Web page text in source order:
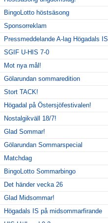
BingoLotto höstsäsong
Sponsorreklam
Pressmeddelande A-lag Högadals IS
SGIF U-HIS 7-0
Mot nya mål!
Gölarundan sommaredition
Stort TACK!
Högadal på Östersjöfestivalen!
Nostalgikväll 18/7!
Glad Sommar!
Gölarundan Sommarspecial
Matchdag
BingoLotto Sommarbingo
Det händer vecka 26
Glad Midsommar!
Högadals IS på midsommarfirande